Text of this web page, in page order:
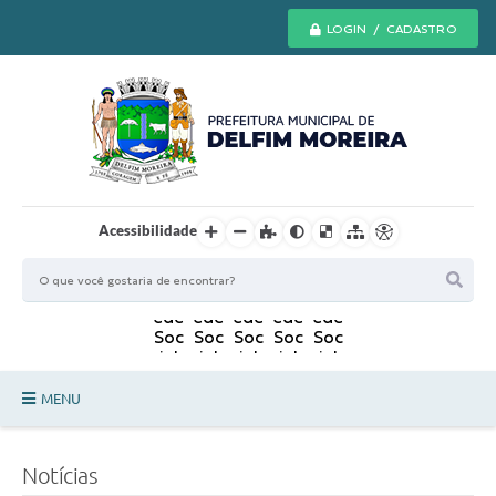
LOGIN / CADASTRO
Acessibilidade
MENU
Notícias